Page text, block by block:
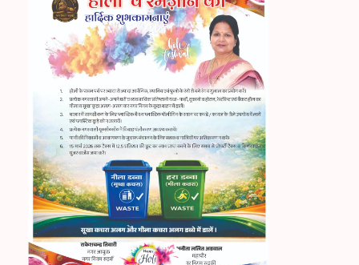
A
pp
ng
er
ok r
a
m